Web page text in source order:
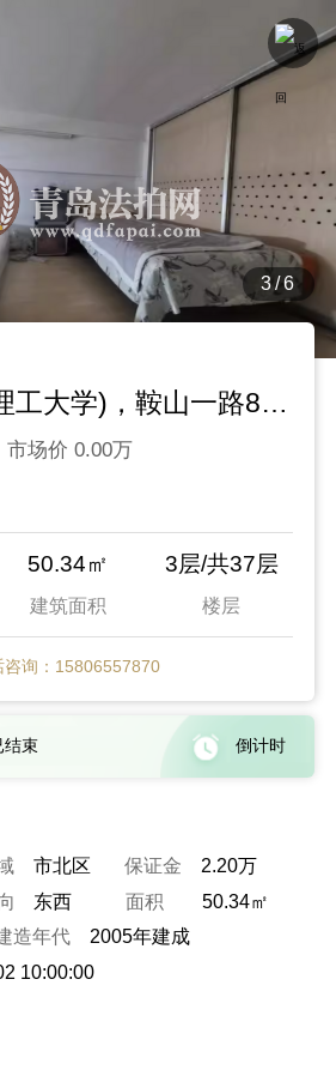
3/6
黄金岁月 （理工大学)，鞍山一路88号
市场价 0.00万
50.34㎡
建筑面积
3层/共37层
楼层
咨询：15806557870
结束 倒计时
市北区 保证金
2.20万
东西 面积
50.34㎡
造年代
2005年建成
10:00:00